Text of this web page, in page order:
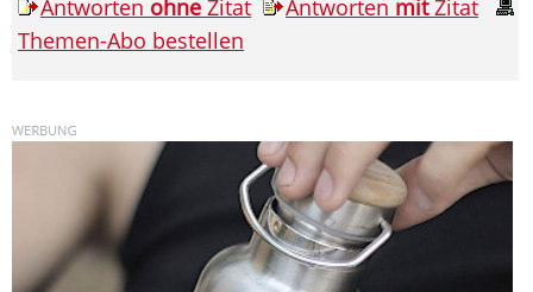
Antworten ohne Zitat Antworten mitZitat
Themen-Abo bestellen